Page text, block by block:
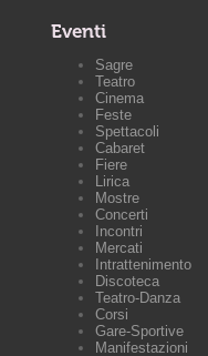
Eventi
Sagre
Teatro
Cinema
Feste
Spettacoli
Cabaret
Fiere
Lirica
Mostre
Concerti
Incontri
Mercati
Intrattenimento
Discoteca
Teatro-Danza
Corsi
Gare-Sportive
Manifestazioni